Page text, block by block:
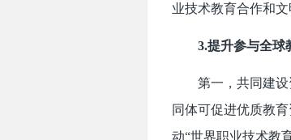
业技术教育合作和
3.提升参与全球
第一，共同建
同体可促进优质教
动“世界职业技术教